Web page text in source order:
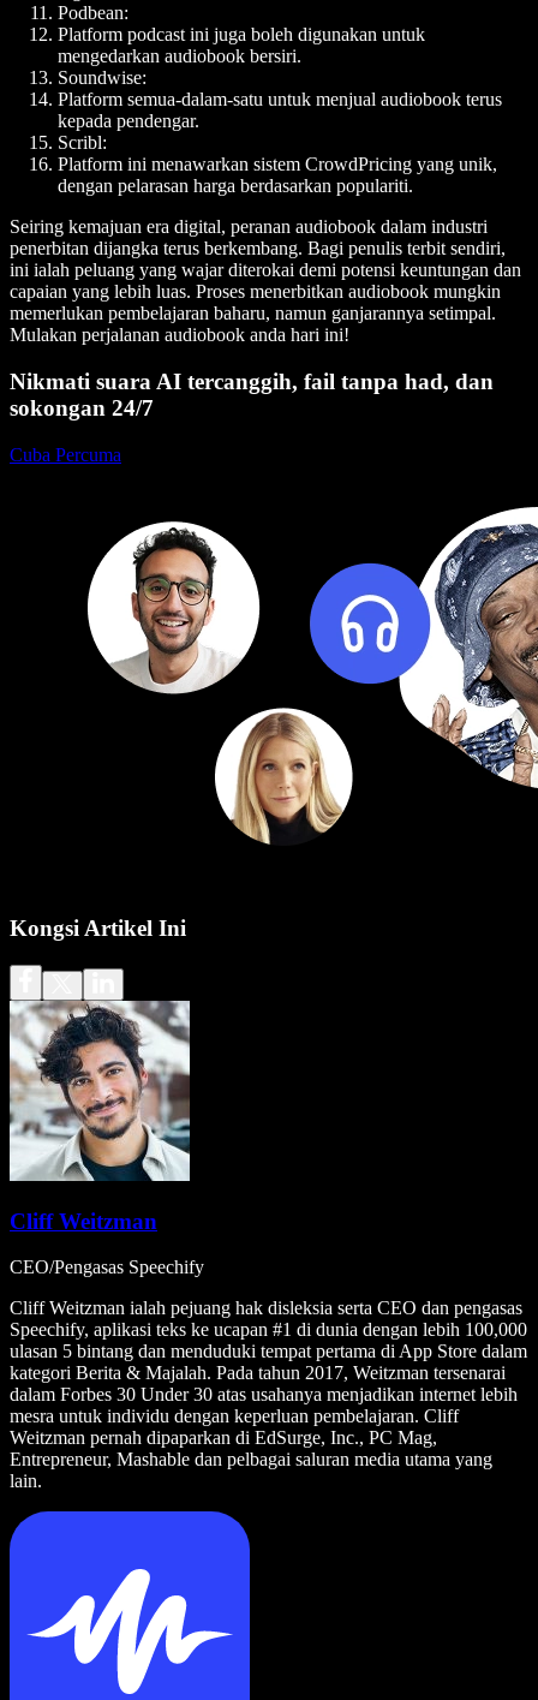
Podbean:
Platform podcast ini juga boleh digunakan untuk
mengedarkan audiobook bersiri.
Soundwise:
Platform semua-dalam-satu untuk menjual audiobook terus
kepada pendengar.
Scribl:
Platform ini menawarkan sistem CrowdPricing yang unik,
dengan pelarasan harga berdasarkan populariti.
Seiring kemajuan era digital, peranan audiobook dalam industri
penerbitan dijangka terus berkembang. Bagi penulis terbit sendiri,
ini ialah peluang yang wajar diterokai demi potensi keuntungan dan
capaian yang lebih luas. Proses menerbitkan audiobook mungkin
memerlukan pembelajaran baharu, namun ganjarannya setimpal.
Mulakan perjalanan audiobook anda hari ini!
Nikmati suara AI tercanggih, fail tanpa had, dan
sokongan 24/7
Cuba Percuma
Kongsi Artikel Ini
Cliff Weitzman
CEO/Pengasas Speechify
Cliff Weitzman ialah pejuang hak disleksia serta CEO dan pengasas
Speechify, aplikasi teks ke ucapan #1 di dunia dengan lebih 100,000
ulasan 5 bintang dan menduduki tempat pertama di App Store dalam
kategori Berita & Majalah. Pada tahun 2017, Weitzman tersenarai
dalam Forbes 30 Under 30 atas usahanya menjadikan internet lebih
mesra untuk individu dengan keperluan pembelajaran. Cliff
Weitzman pernah dipaparkan di EdSurge, Inc., PC Mag,
Entrepreneur, Mashable dan pelbagai saluran media utama yang
lain.